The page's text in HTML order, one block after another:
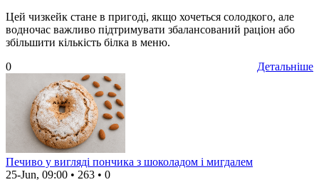
Цей чизкейк стане в пригоді, якщо хочеться солодкого, але
водночас важливо підтримувати збалансований раціон або
збільшити кількість білка в меню.
Детальніше
0
Печиво у вигляді пончика з шоколадом і мигдалем
25-Jun, 09:00 • 263 • 0